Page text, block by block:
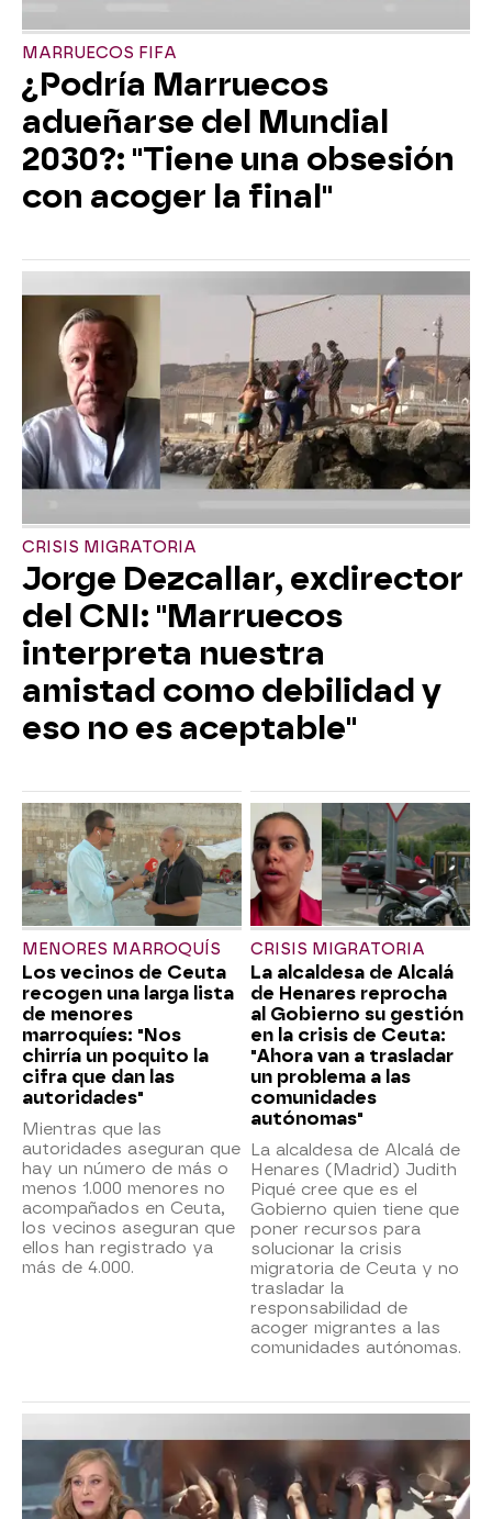
MARRUECOS FIFA
¿Podría Marruecos
adueñarse del Mundial
2030?: "Tiene una obsesión
con acoger la final"
CRISIS MIGRATORIA
Jorge Dezcallar, exdirector
del CNI: "Marruecos
interpreta nuestra
amistad como debilidad y
eso no es aceptable"
MENORES MARROQUÍS
Los vecinos de Ceuta
recogen una larga lista
de menores
marroquíes: "Nos
chirría un poquito la
cifra que dan las
autoridades"
Mientras que las
autoridades aseguran que
hay un número de más o
menos 1.000 menores no
acompañados en Ceuta,
los vecinos aseguran que
ellos han registrado ya
más de 4.000.
CRISIS MIGRATORIA
La alcaldesa de Alcalá
de Henares reprocha
al Gobierno su gestión
en la crisis de Ceuta:
"Ahora van a trasladar
un problema a las
comunidades
autónomas"
La alcaldesa de Alcalá de
Henares (Madrid) Judith
Piqué cree que es el
Gobierno quien tiene que
poner recursos para
solucionar la crisis
migratoria de Ceuta y no
trasladar la
responsabilidad de
acoger migrantes a las
comunidades autónomas.